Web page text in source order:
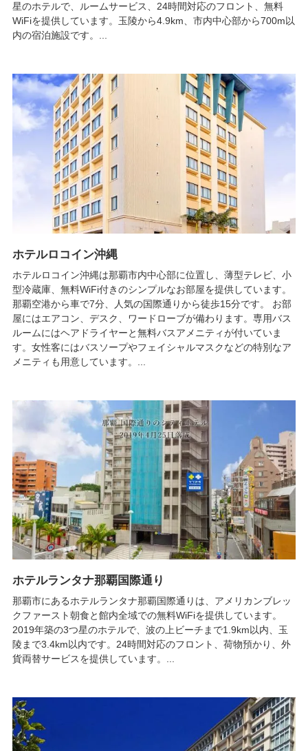
星のホテルで、ルームサービス、24時間対応のフロント、無料
WiFiを提供しています。玉陵から4.9km、市内中心部から700m以
内の宿泊施設です。...
ホテルロコイン沖縄
ホテルロコイン沖縄は那覇市内中心部に位置し、薄型テレビ、小
型冷蔵庫、無料WiFi付きのシンプルなお部屋を提供しています。
那覇空港から車で7分、人気の国際通りから徒歩15分です。 お部
屋にはエアコン、デスク、ワードローブが備わります。専用バス
ルームにはヘアドライヤーと無料バスアメニティが付いていま
す。女性客にはバスソープやフェイシャルマスクなどの特別なア
メニティも用意しています。...
ホテルランタナ那覇国際通り
那覇市にあるホテルランタナ那覇国際通りは、アメリカンブレッ
クファースト朝食と館内全域での無料WiFiを提供しています。
2019年築の3つ星のホテルで、波の上ビーチまで1.9km以内、玉
陵まで3.4km以内です。24時間対応のフロント、荷物預かり、外
貨両替サービスを提供しています。...